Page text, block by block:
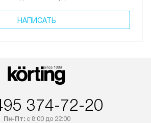
НАПИСАТЬ
374-72-20
Пн-Пт:с 8:00 до 22:00